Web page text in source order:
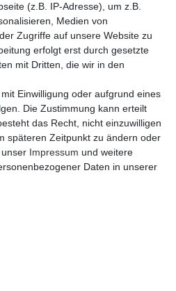
3er-Set rosafarbener japanischer
- Höhe ca. 50 cm, Topf-Ø 15 cm -
Artikel anzeigen
(z.B. IP-Adresse), um z.B.
Medien von
Zugriffe auf unsere Website zu
erfolgt erst durch gesetzte
mit Dritten, die wir in den
Einwilligung oder aufgrund eines
Die Zustimmung kann erteilt
das Recht, nicht einzuwilligen
späteren Zeitpunkt zu ändern oder
Impressum und weitere
Daten in unserer